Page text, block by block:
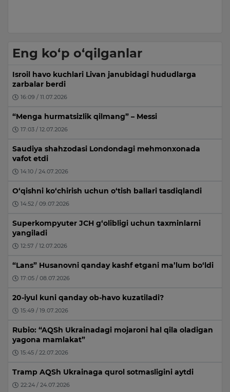
Eng ko‘p o‘qilganlar
Isroil havo kuchlari Livan janubidagi hududlarga
zarbalar berdi
16:09 / 11.07.2026
“Menga hurmatsizlik qilmang” – Messi
17:03 / 12.07.2026
Saudiya shahzodasi Londondagi mehmonxonada
vafot etdi
14:10 / 24.07.2026
O‘qishni ko‘chirish uchun o‘tish ballari tasdiqlandi
14:52 / 09.07.2026
Superkompyuter JCH g‘olibligi uchun taxminlarni
yangiladi
12:57 / 12.07.2026
“Lans” Husanovni qanday kashf etgani ma’lum bo‘ldi
17:05 / 08.07.2026
20-iyul kuni qanday ob-havo kuzatiladi?
15:49 / 19.07.2026
Rubio: “AQSh Ukrainadagi mojaroni hal qila oladigan
yagona mamlakat”
15:45 / 22.07.2026
Tramp AQSh Ukrainaga qurol sotmasligini aytdi
22:24 / 24.07.2026